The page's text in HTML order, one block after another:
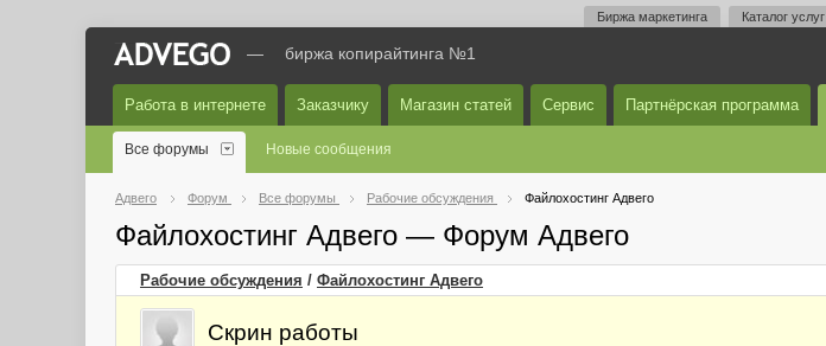
Биржа маркетинга Каталог услуг
— биржа копирайтинга №1
Работа в интернете Заказчику Магазин статей Сервис Партнёрская программа
Все форумы Новые сообщения
Адвего Форум Все форумы Рабочие обсуждения Файлохостинг Адвего
Файлохостинг Адвего — Форум Адвего
Рабочие обсуждения / Файлохостинг Адвего
Скрин работы